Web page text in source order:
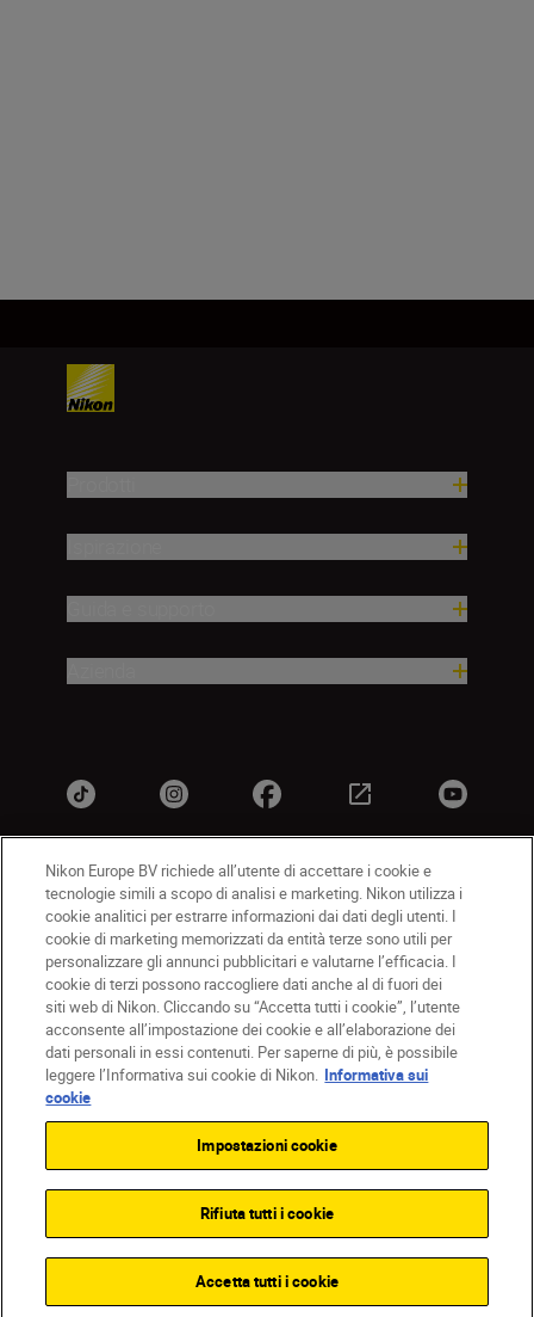
IT Nikon Sites
Contattateci
Informativa sulla privacy
Termini di utilizzo
Informativa sui cookie
Impostazioni dei cookie
© 2026 Nikon
Nikon Europe BV richiede all’utente di accettare i cookie e
tecnologie simili a scopo di analisi e marketing. Nikon utilizza i
cookie analitici per estrarre informazioni dai dati degli utenti. I
cookie di marketing memorizzati da entità terze sono utili per
personalizzare gli annunci pubblicitari e valutarne l’efficacia. I
cookie di terzi possono raccogliere dati anche al di fuori dei
siti web di Nikon. Cliccando su “Accetta tutti i cookie”, l’utente
acconsente all’impostazione dei cookie e all’elaborazione dei
dati personali in essi contenuti. Per saperne di più, è possibile
leggere l’Informativa sui cookie di Nikon. Informativa sui
cookie
Impostazioni cookie
Rifiuta tutti i cookie
Accetta tutti i cookie